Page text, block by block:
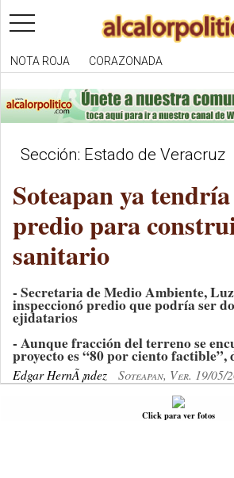
toggle
navigation
NOTA ROJA CORAZONADA
Sección: Estado de Veracruz
Soteapan ya
predio para
sanitario
- Secretaria de Medio Ambiente,
inspeccionó predio que podría ser
ejidatarios
- Aunque fracción del terreno se
proyecto es “80 por ciento factible”,
Edgar HernÃ¡ndez Soteapan, Ver. 19/05/
Click para ver fotos